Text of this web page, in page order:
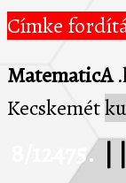
Címke
MatematicA
Kecskemét
8/12475.